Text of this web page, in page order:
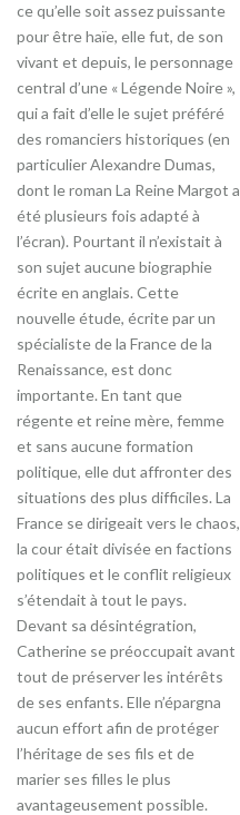
ce qu’elle soit assez puissante
pour être haïe, elle fut, de son
vivant et depuis, le personnage
central d’une « Légende Noire »,
qui a fait d’elle le sujet préféré
des romanciers historiques (en
particulier Alexandre Dumas,
dont le roman La Reine Margot a
été plusieurs fois adapté à
l’écran). Pourtant il n’existait à
son sujet aucune biographie
écrite en anglais. Cette
nouvelle étude, écrite par un
spécialiste de la France de la
Renaissance, est donc
importante. En tant que
régente et reine mère, femme
et sans aucune formation
politique, elle dut affronter des
situations des plus difficiles. La
France se dirigeait vers le chaos,
la cour était divisée en factions
politiques et le conflit religieux
s’étendait à tout le pays.
Devant sa désintégration,
Catherine se préoccupait avant
tout de préserver les intérêts
de ses enfants. Elle n’épargna
aucun effort afin de protéger
l’héritage de ses fils et de
marier ses filles le plus
avantageusement possible.